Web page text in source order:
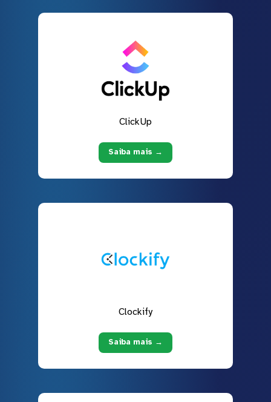
ClickUp
Saiba mais →
Clockify
Saiba mais →